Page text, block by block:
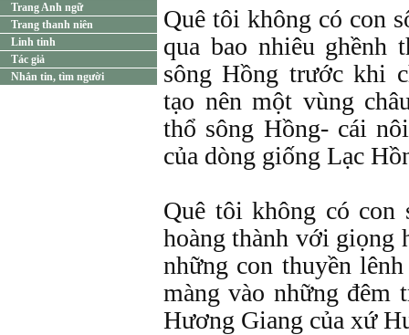
Trang Anh ngữ
Trang thanh niên
Linh tinh
Tác giả
Nhắn tin, tìm người
Quê tôi không có con
qua bao nhiêu ghềnh
sông Hồng trước khi
tạo nên một vùng
thổ sông Hồng- cái
của dòng giống Lạc
Quê tôi không có con
hoàng thành với giọng
những con thuyền
màng vào những đêm
Hương Giang của xứ